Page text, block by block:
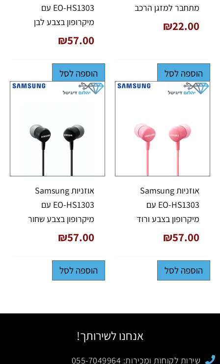
מתחבר למזגן הרכב
₪22.00
הוספה לסל
EO-HS1303 עם
מיקרופון בצבע לבן
₪57.00
הוספה לסל
אוזניות Samsung
EO-HS1303 עם
מיקרופון בצבע ורוד
₪57.00
הוספה לסל
אוזניות Samsung
EO-HS1303 עם
מיקרופון בצבע שחור
₪57.00
הוספה לסל
אנחנו לשירותך!
שירות לקוחות ומכירות: 055-7049964